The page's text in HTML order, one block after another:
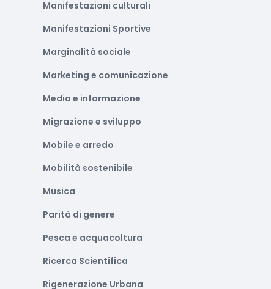
Manifestazioni culturali
Manifestazioni Sportive
Marginalità sociale
Marketing e comunicazione
Media e informazione
Migrazione e sviluppo
Mobile e arredo
Mobilità sostenibile
Musica
Parità di genere
Pesca e acquacoltura
Ricerca Scientifica
Rigenerazione Urbana